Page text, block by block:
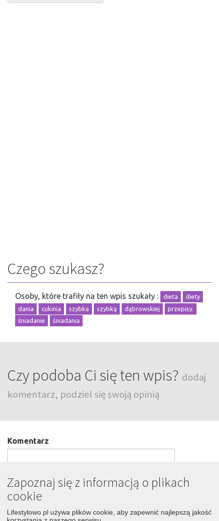
Czego szukasz?
Osoby, które trafiły na ten wpis szukały : dieta
diety
dania
cukinia szybka szybką dąbrowskiej
przepisy.
śniadanie
śniadania
Czy podoba Ci się ten wpis? dodaj
komentarz, podziel się swoją opinią
Komentarz
Podpis
Zapoznaj się z informacją o plikach
cookie
Lifestylowo.pl używa plików cookie, aby zapewnić najlepszą jakość